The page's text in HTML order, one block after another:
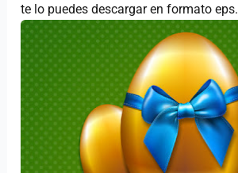
te lo puedes descargar en formato eps.